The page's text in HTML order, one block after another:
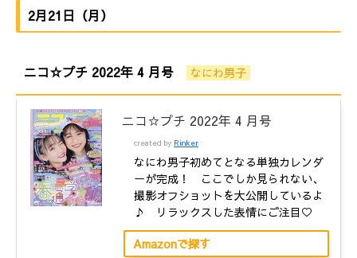
2月21日（月）
ニコ☆プチ 2022年 4 月号 なにわ男子
ニコ☆プチ 2022年 4 月号
created by Rinker
なにわ男子初めてとなる単独カレンダ
ーが完成！ ここでしか見られない、
撮影オフショットを大公開しているよ
♪ リラックスした表情にご注目♡
Amazonで探す